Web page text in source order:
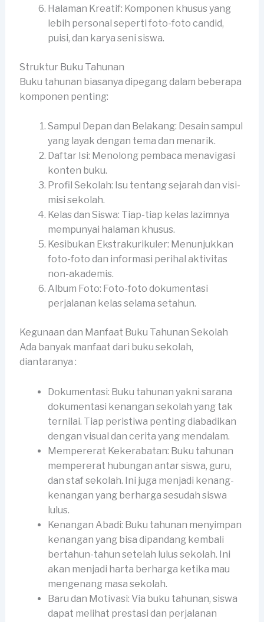
Halaman Kreatif: Komponen khusus yang
lebih personal seperti foto-foto candid,
puisi, dan karya seni siswa.
Struktur Buku Tahunan
Buku tahunan biasanya dipegang dalam beberapa
komponen penting:
Sampul Depan dan Belakang: Desain sampul
yang layak dengan tema dan menarik.
Daftar Isi: Menolong pembaca menavigasi
konten buku.
Profil Sekolah: Isu tentang sejarah dan visi-
misi sekolah.
Kelas dan Siswa: Tiap-tiap kelas lazimnya
mempunyai halaman khusus.
Kesibukan Ekstrakurikuler: Menunjukkan
foto-foto dan informasi perihal aktivitas
non-akademis.
Album Foto: Foto-foto dokumentasi
perjalanan kelas selama setahun.
Kegunaan dan Manfaat Buku Tahunan Sekolah
Ada banyak manfaat dari buku sekolah,
diantaranya :
Dokumentasi: Buku tahunan yakni sarana
dokumentasi kenangan sekolah yang tak
ternilai. Tiap peristiwa penting diabadikan
dengan visual dan cerita yang mendalam.
Mempererat Kekerabatan: Buku tahunan
mempererat hubungan antar siswa, guru,
dan staf sekolah. Ini juga menjadi kenang-
kenangan yang berharga sesudah siswa
lulus.
Kenangan Abadi: Buku tahunan menyimpan
kenangan yang bisa dipandang kembali
bertahun-tahun setelah lulus sekolah. Ini
akan menjadi harta berharga ketika mau
mengenang masa sekolah.
Baru dan Motivasi: Via buku tahunan, siswa
dapat melihat prestasi dan perjalanan